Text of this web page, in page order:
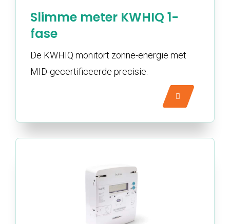
Slimme meter KWHIQ 1-
fase
De KWHIQ monitort zonne-energie met
MID-gecertificeerde precisie.